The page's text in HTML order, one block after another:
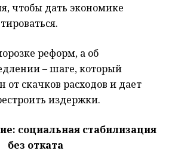
чтобы дать экономике
реформ, а об
– шаге, который
скачков расходов и дает
издержки.
социальная стабилизация
без отката